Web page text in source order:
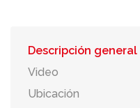
Descripción general
Video
Ubicación